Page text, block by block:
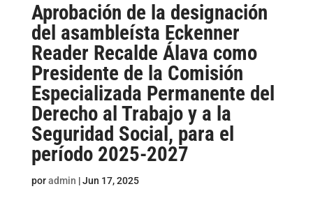
Aprobación de la designación
del asambleísta Eckenner
Reader Recalde Álava como
Presidente de la Comisión
Especializada Permanente del
Derecho al Trabajo y a la
Seguridad Social, para el
período 2025-2027
poradmin |Jun 17, 2025